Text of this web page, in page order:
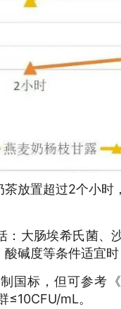
放置超过2个小时
大肠埃希氏菌、
碱度等条件适宜
标，但可参考《
≤10CFU/mL。